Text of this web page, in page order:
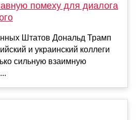
помеху для диалога
Штатов Дональд Трамп
и украинский коллеги
сильную взаимную